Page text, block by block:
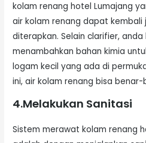
kolam renang hotel Lumajang
air kolam renang dapat kembali
diterapkan. Selain clarifier,
menambahkan bahan kimia
logam kecil yang ada di
ini, air kolam renang bisa
4.Melakukan Sanitasi
Sistem merawat kolam renang